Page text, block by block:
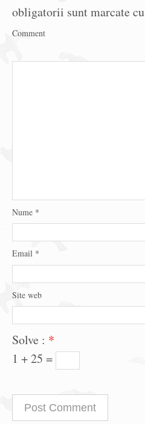
obligatorii sunt marcate cu
Comment
Nume *
Email *
Site web
Solve : *
1 + 25 =